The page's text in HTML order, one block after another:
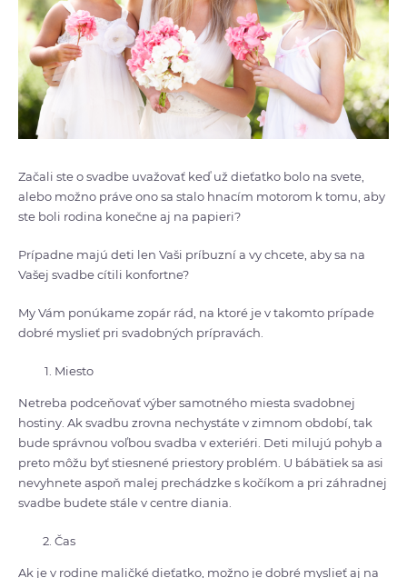
Začali ste o svadbe uvažovať keď už dieťatko bolo na svete,
alebo možno práve ono sa stalo hnacím motorom k tomu, aby
ste boli rodina konečne aj na papieri?
Prípadne majú deti len Vaši príbuzní a vy chcete, aby sa na
Vašej svadbe cítili konfortne?
My Vám ponúkame zopár rád, na ktoré je v takomto prípade
dobré myslieť pri svadobných prípravách.
Miesto
Netreba podceňovať výber samotného miesta svadobnej
hostiny. Ak svadbu zrovna nechystáte v zimnom období, tak
bude správnou voľbou svadba v exteriéri. Deti milujú pohyb a
preto môžu byť stiesnené priestory problém. U bábätiek sa asi
nevyhnete aspoň malej prechádzke s kočíkom a pri záhradnej
svadbe budete stále v centre diania.
Čas
Ak je v rodine maličké dieťatko, možno je dobré myslieť aj na